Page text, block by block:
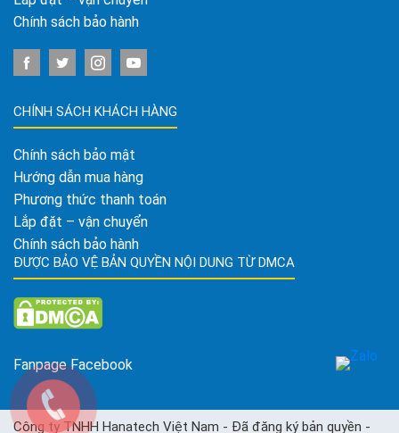
Chính sách bảo hành
CHÍNH SÁCH KHÁCH HÀNG
Chính sách bảo mật
Hướng dẫn mua hàng
Phương thức thanh toán
Lắp đặt – vận chuyển
Chính sách bảo hành
ĐƯỢC BẢO VỆ BẢN QUYỀN NỘI DUNG TỪ DMCA
Fanpage Facebook
Công ty TNHH Hanatech Việt Nam - Đã đăng ký bản quyền -